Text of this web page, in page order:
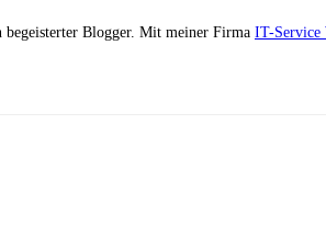
begeisterter Blogger. Mit meiner Firma IT-Service